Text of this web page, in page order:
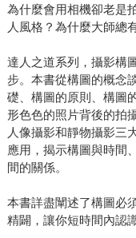
為什麼會用相機卻老是
人風格？為什麼大師總
達人之道系列，攝影構
步。本書從構圖的概念
礎、構圖的原則、構圖
形色色的照片背後的拍
人像攝影和靜物攝影三
應用，揭示構圖與時間
間的關係。
本書詳盡闡述了構圖必
精闢，讓你短時間內認